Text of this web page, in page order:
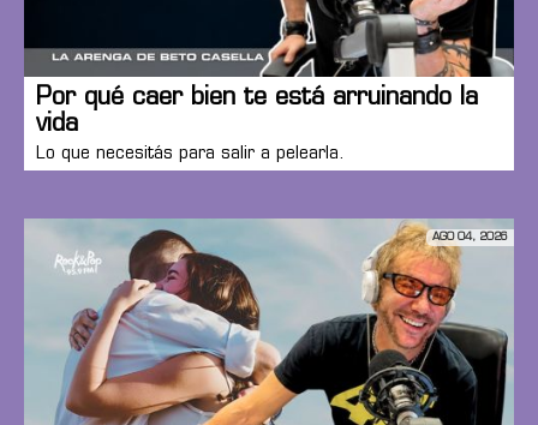
Por qué caer bien te está arruinando la
vida
Lo que necesitás para salir a pelearla.
AGO 04, 2026